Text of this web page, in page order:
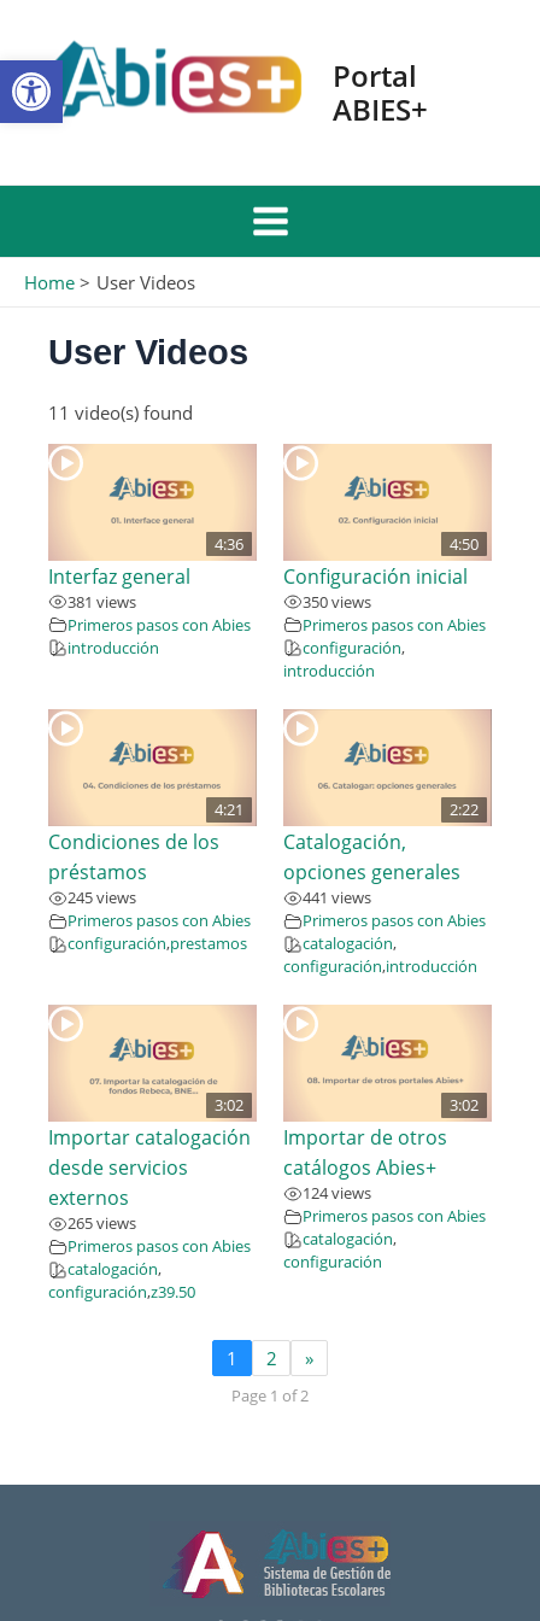
Open toolbar
content
Portal
ABIES+
Main
Home User Videos
User Videos
11 video(s) found
4:36
Interfaz general
381 views
Primeros pasos con Abies
introducción
4:50
Configuración inicial
350 views
Primeros pasos con Abies
configuración,
introducción
4:21
Condiciones de los
préstamos
245 views
Primeros pasos con Abies
configuración,prestamos
2:22
Catalogación,
opciones generales
441 views
Primeros pasos con Abies
catalogación,
configuración,introducción
3:02
Importar catalogación
desde servicios
externos
265 views
Primeros pasos con Abies
catalogación,
configuración,z39.50
3:02
Importar de otros
catálogos Abies+
124 views
Primeros pasos con Abies
catalogación,
configuración
1 2 »
Page 1 of 2